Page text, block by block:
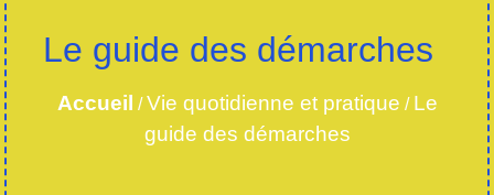
Le guide des démarches
Accueil /Vie quotidienne et pratique / Le
guide des démarches